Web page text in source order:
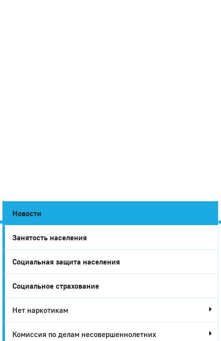
Город
Глазов
Новости
Занятость населения
Социальная защита населения
Социальное страхование
Нет наркотикам
Комиссия по делам несовершеннолетних